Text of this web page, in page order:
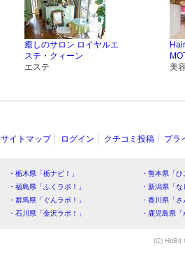
癒しのサロン ロイヤルエ
ステ・クィーン
エステ
美
サイトマップ ログイン クチコミ投稿 プラ
・栃木県「栃ナビ！」
・熊本県「
・福島県「ふくラボ！」
・新潟県「
・群馬県「ぐんラボ！」
・香川県「
・石川県「金沢ラボ！」
・鹿児島県
(C) HitBit